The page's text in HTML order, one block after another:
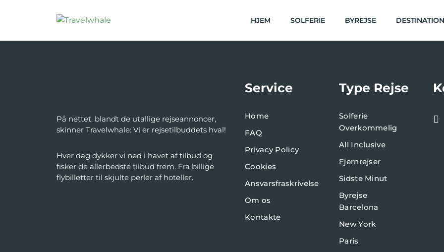
HJEM SOLFERIE BYREJSE
På nettet, blandt de utallige rejseannoncer,
skinner Travelwhale: Vi er rejsetilbuddets hval!
Hver dag dykker vi ned i havet af tilbud og
fisker de allerbedste tilbud frem. Fra billige
flybilletter til skjulte perler af hoteller.
Service
Home
FAQ
Privacy Policy
Cookies
Ansvarsfraskrivelse
Om os
Kontakte
Type Rejse
Solferie
Overkommelig
All Inclusive
Fjernrejser
Sidste Minut
Byrejse
Barcelona
New York
Paris